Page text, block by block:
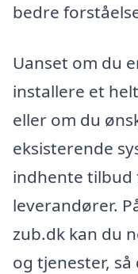
bedre
Uanset om du
installere et
eller om du
eksisterende
indhente tilbud
leverandører.
zub.dk kan du
og tjenester,